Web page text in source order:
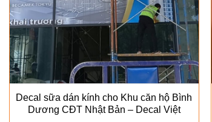
Decal sữa dán kính cho Khu căn hộ Bình
Dương CĐT Nhật Bản – Decal Việt